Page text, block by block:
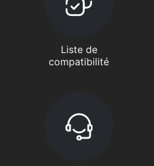
Liste de
compatibilité